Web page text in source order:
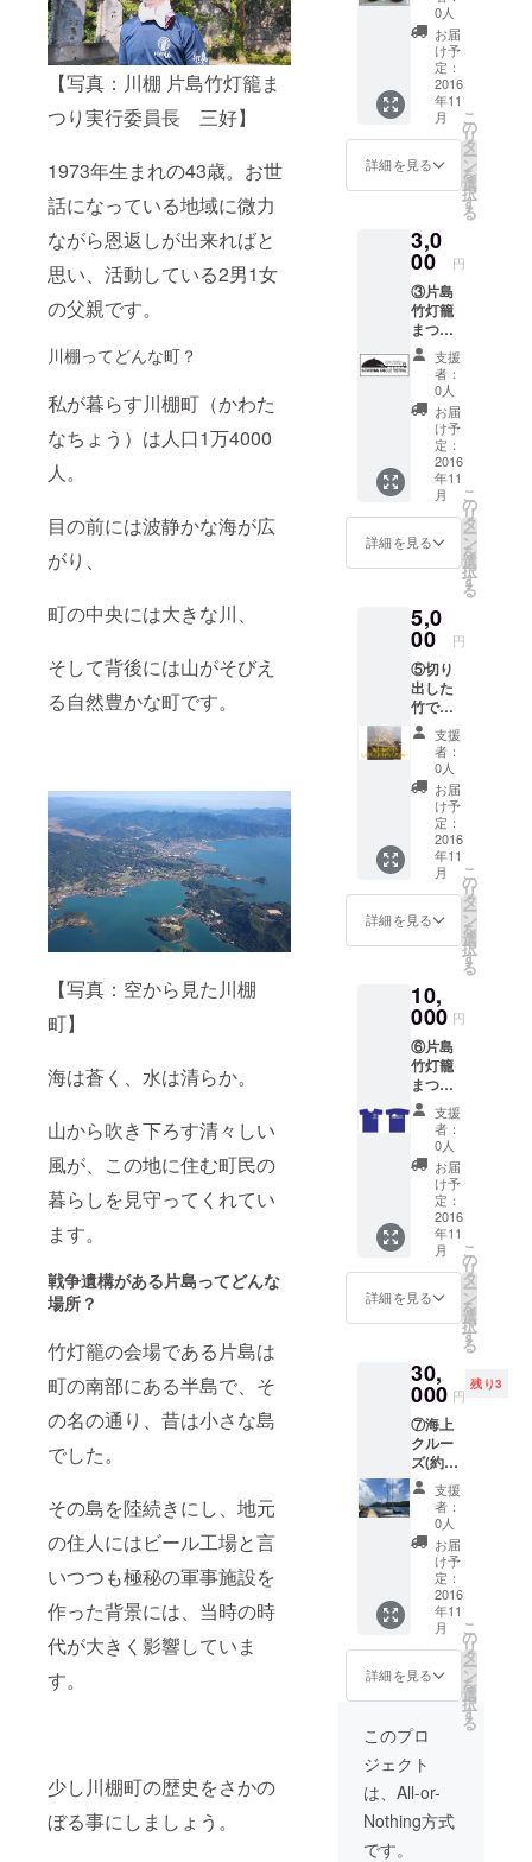
【写真：川棚 片島竹灯籠ま
つり実行委員長 三好】
1973年生まれの43歳。お世
話になっている地域に微力
ながら恩返しが出来ればと
思い、活動している2男1女
の父親です。
川棚ってどんな町？
私が暮らす川棚町（かわた
なちょう）は人口1万4000
人。
目の前には波静かな海が広
がり、
町の中央には大きな川、
そして背後には山がそびえ
る自然豊かな町です。
【写真：空から見た川棚
町】
海は蒼く、水は清らか。
山から吹き下ろす清々しい
風が、この地に住む町民の
暮らしを見守ってくれてい
ます。
戦争遺構がある片島ってどんな
場所？
竹灯籠の会場である片島は
町の南部にある半島で、そ
の名の通り、昔は小さな島
でした。
その島を陸続きにし、地元
の住人にはビール工場と言
いつつも極秘の軍事施設を
作った背景には、当時の時
代が大きく影響していま
す。
少し川棚町の歴史をさかの
ぼる事にしましょう。
今ではその
木は「平和
の象徴」と
して使われ
建物の時を
とともに生
きていま
2015年11月
戦争遺構と
平和の融合
として、竹
灯籠まつり
が開催され
るまで静か
な時が流れ
ることとな
るのです。
さんの
活動の1
つであ
る"新聞
ちぎり
絵クラ
ブ" この
活動は
町を飛
域に広
がりを
みせて
いま
す。 特
別に片
島竹灯
籠まつ
りのた
めに、
絵ハガ
キにし
て頂き
まし
た。 新
聞をち
ぎって
い、ま
るで絵
画のよ
うな作
品で
す。 詳
しい活
動につ
いて
は、こ
ちらを
ご覧く
ださ
い。
http://w
ebook.c
om/gro
ups/633
633703/
町で活
動され
ている
カメラ
マン・
久保田
栄城 氏
に撮影
を依頼
し、昨
年の竹
つりの
様子を1
枚の
フォト
アルバ
ムに致
しまし
た。永
久保存
版の1枚
に仕上
がって
いま
す。
ジャ
ケット
は4種
開封し
てから
のお楽
しみで
す。(内
容は変
わりま
せん)
0人
お届
け予
定：
2016
年11
月
詳細を見る
こ
の
リ
タ
ー
ン
を
選
択
す
る
3,0
00 円
③片島
竹灯籠
まつり
オリジ
ナル・
マフ
ラータ
オル 竹
灯籠ま
つりの
オリジ
ナル・
ロゴを
プリン
トした
特製タ
す。 ④
切り出
した竹
で作っ
た提灯
当日、
足下を
照らし
てくれ
るプロ
ジェク
ト特別
品で
す。会
場入口
にある
受付所
支援
者：
0人
お届
け予
定：
2016
年11
月
詳細を見る
こ
の
リ
タ
ー
ン
を
選
択
す
る
5,0
00 円
⑤切り
出した
竹で
作った
提灯 当
日、足
下を照
らして
くれる
プロ
ジェク
ト特別
品で
す。会
場入口
にある
でお渡
し致し
ます。
支援
者：
0人
お届
け予
定：
2016
年11
月
詳細を見る
こ
の
リ
タ
ー
ン
を
選
択
す
る
10,
000 円
⑥片島
竹灯籠
まつり
オリジ
ナルT
シャツ
竹灯籠
まつり
のオリ
ジナ
ル・ロ
ゴをプ
リント
した特
製Tシャ
ツで
ラーは
ネイ
ビー。
ご希望
のサイ
ズを下
記より
お選び
くださ
い。
(S・
M・L・
XL・
XXL・
XXXL・
XXXXL)
支援
者：
0人
お届
け予
定：
2016
年11
月
詳細を見る
こ
の
リ
タ
ー
ン
を
選
択
す
る
30,
000 円
残り3
⑦海上
クルー
ズ(約30
分) 3枠
限定の
コース
です。1
枠につ
き支援
者様＋4
名様(合
計5名
様)まで
乗船す
ること
ができ
ます。
ご家族
やご友
人と一
緒に遊
覧ク
支援
者：
0人
お届
け予
定：
2016
年11
月
詳細を見る
こ
の
リ
タ
ー
ン
を
選
択
す
る
このプロ
ジェクト
は、All-or-
Nothing方式
です。